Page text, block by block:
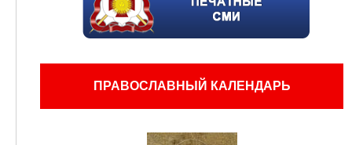
ПРАВОСЛАВНЫЙ КАЛЕНДАРЬ